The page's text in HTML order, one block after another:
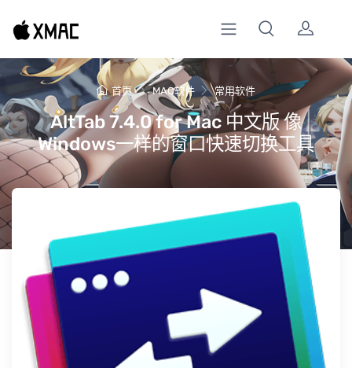
首页 MAC软件 常用软件
AltTab 7.4.0 for Mac 中文版 像
Windows一样的窗口快速切换工具